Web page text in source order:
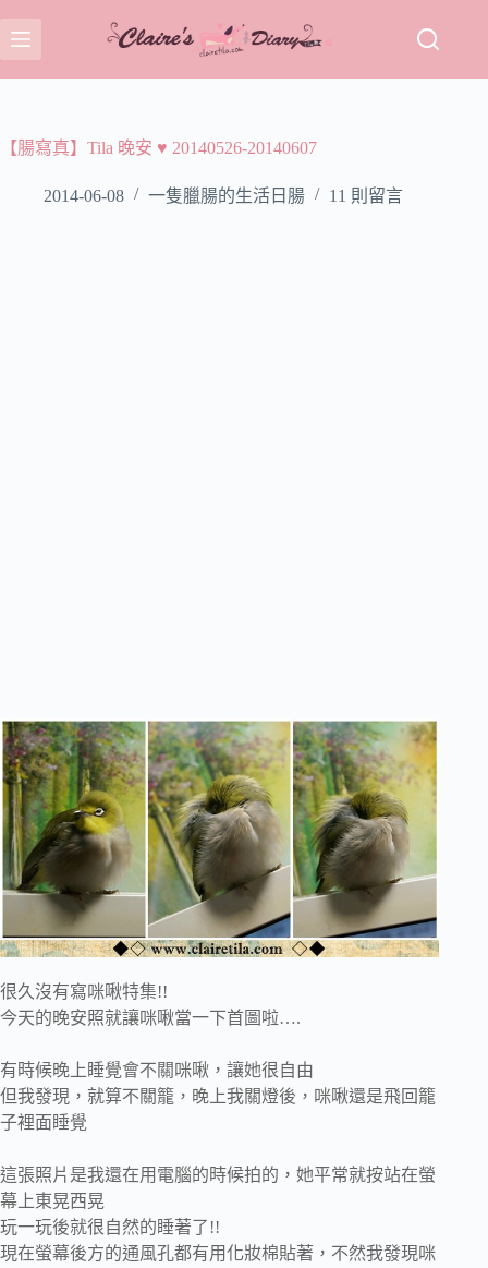
至
主
容【腸寫真】Tila 晚安 ♥ 20140526-20140607
2014-06-08 一隻臘腸的生活日腸 11 則留言
很久沒有寫咪啾特集!!
今天的晚安照就讓咪啾當一下首圖啦….
有時候晚上睡覺會不關咪啾，讓她很自由
但我發現，就算不關籠，晚上我關燈後，咪啾還是飛回籠
子裡面睡覺
這張照片是我還在用電腦的時候拍的，她平常就按站在螢
幕上東晃西晃
玩一玩後就很自然的睡著了!!
現在螢幕後方的通風孔都有用化妝棉貼著，不然我發現咪